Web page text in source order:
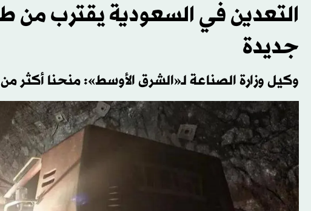
جديدة
وكيل وزارة الصناعة لـ«الشرق الأوسط»: منحنا أكثر من 500 رخصة للاستكشاف